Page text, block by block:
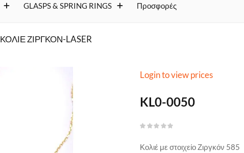
GLASPS & SPRING RINGS Προσφορές
ΚΟΛΙΕ ΖΙΡΓΚΟΝ-LASER
0050
Login to view prices
KL0-0050
Κολιέ με στοιχείο Ζιργκόν 585